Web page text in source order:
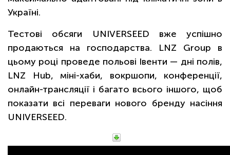
Україні.
Тестові обсяги UNIVERSEED вже успішно
продаються на господарства. LNZ Group в
цьому році проведе польові Івенти — дні полів,
LNZ Hub, міні-хаби, вокршопи, конференції,
онлайн-трансляції і багато всього іншого, щоб
показати всі переваги нового бренду насіння
UNIVERSEED.